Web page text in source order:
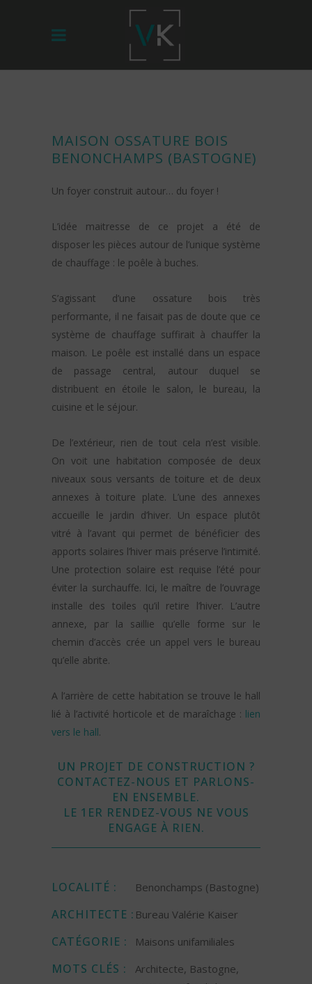
MAISON OSSATURE BOIS
BENONCHAMPS (BASTOGNE)
Un foyer construit autour… du foyer !
L’idée maitresse de ce projet a été de
disposer les pièces autour de l’unique système
de chauffage : le poêle à buches.
S’agissant d’une ossature bois très
performante, il ne faisait pas de doute que ce
système de chauffage suffirait à chauffer la
maison. Le poêle est installé dans un espace
de passage central, autour duquel se
distribuent en étoile le salon, le bureau, la
cuisine et le séjour.
De l’extérieur, rien de tout cela n’est visible.
On voit une habitation composée de deux
niveaux sous versants de toiture et de deux
annexes à toiture plate. L’une des annexes
accueille le jardin d’hiver. Un espace plutôt
vitré à l’avant qui permet de bénéficier des
apports solaires l’hiver mais préserve l’intimité.
Une protection solaire est requise l’été pour
éviter la surchauffe. Ici, le maître de l’ouvrage
installe des toiles qu’il retire l’hiver. L’autre
annexe, par la saillie qu’elle forme sur le
chemin d’accès crée un appel vers le bureau
qu’elle abrite.
A l’arrière de cette habitation se trouve le hall
lié à l’activité horticole et de maraîchage : lien
vers le hall.
UN PROJET DE CONSTRUCTION ?
CONTACTEZ-NOUS ET PARLONS-
EN ENSEMBLE.
LE 1ER RENDEZ-VOUS NE VOUS
ENGAGE À RIEN.
LOCALITÉ : Benonchamps (Bastogne)
ARCHITECTE : Bureau Valérie Kaiser
CATÉGORIE : Maisons unifamiliales
MOTS CLÉS :
Architecte, Bastogne,